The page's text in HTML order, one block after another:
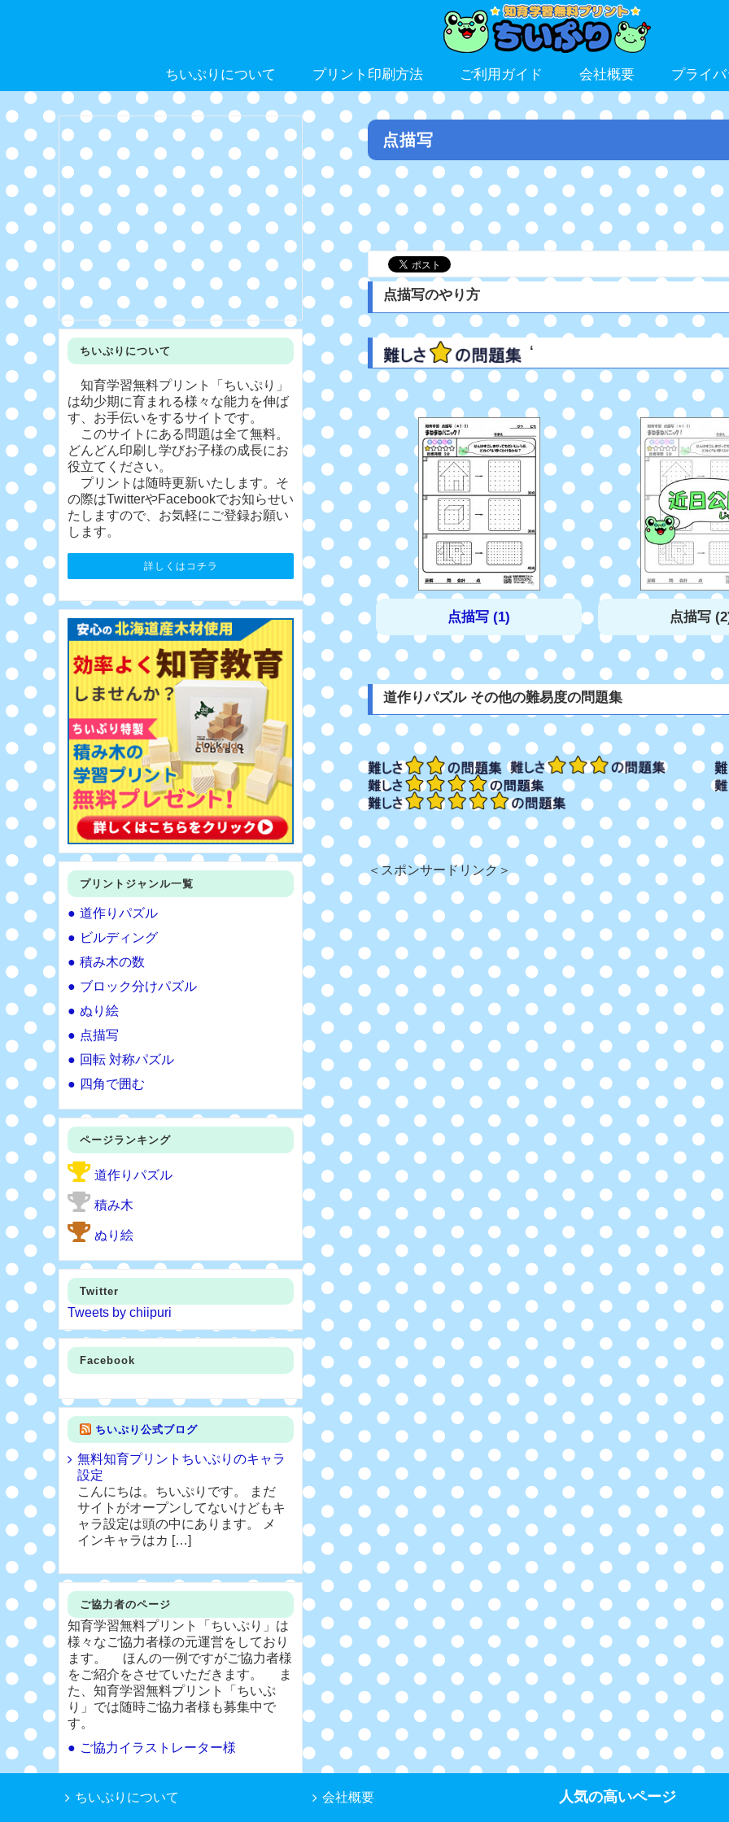
ちいぷりについて プリント印刷方法 ご利用ガイド 会社概要 プライ
点描写
点描写のやり方
‘
点描写 (1) 点描写
道作りパズル その他の難易度の問題集
＜スポンサードリンク＞
ちいぷりについて
知育学習無料プリント「ちいぷり」
は幼少期に育まれる様々な能力を伸ば
す、お手伝いをするサイトです。
このサイトにある問題は全て無料。
どんどん印刷し学びお子様の成長にお
役立てください。
プリントは随時更新いたします。そ
の際はTwitterやFacebookでお知らせい
たしますので、お気軽にご登録お願い
します。
詳しくはコチラ
プリントジャンル一覧
道作りパズル
ビルディング
積み木の数
ブロック分けパズル
ぬり絵
点描写
回転 対称パズル
四角で囲む
ページランキング
道作りパズル
積み木
ぬり絵
Twitter
Tweets by chiipuri
Facebook
ちいぷり公式ブログ
無料知育プリントちいぷりのキャラ
設定
こんにちは。ちいぷりです。 まだ
サイトがオープンしてないけどもキ
ャラ設定は頭の中にあります。 メ
インキャラはカ […]
ご協力者のページ
知育学習無料プリント「ちいぷり」は
様々なご協力者様の元運営をしており
ます。 ほんの一例ですがご協力者様
をご紹介をさせていただきます。 ま
た、知育学習無料プリント「ちいぷ
り」では随時ご協力者様も募集中で
す。
ご協力イラストレーター様
ちいぷりについて 会社概要 人気の高いページ